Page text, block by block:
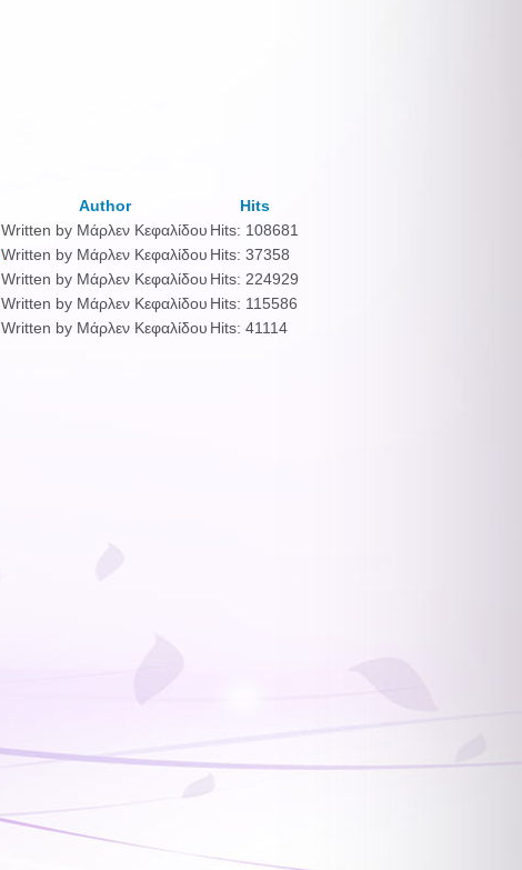
Author
Hits
Written by Μάρλεν Κεφαλίδου Hits: 108681
Written by Μάρλεν Κεφαλίδου Hits: 37358
Written by Μάρλεν Κεφαλίδου Hits: 224929
Written by Μάρλεν Κεφαλίδου Hits: 115586
Written by Μάρλεν Κεφαλίδου Hits: 41114